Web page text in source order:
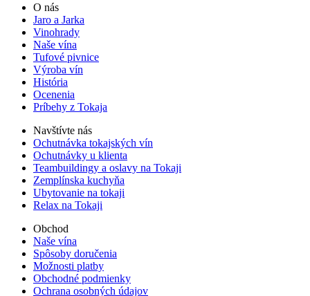
O nás
Jaro a Jarka
Vinohrady
Naše vína
Tufové pivnice
Výroba vín
História
Ocenenia
Príbehy z Tokaja
Navštívte nás
Ochutnávka tokajských vín
Ochutnávky u klienta
Teambuildingy a oslavy na Tokaji
Zemplínska kuchyňa
Ubytovanie na tokaji
Relax na Tokaji
Obchod
Naše vína
Spôsoby doručenia
Možnosti platby
Obchodné podmienky
Ochrana osobných údajov